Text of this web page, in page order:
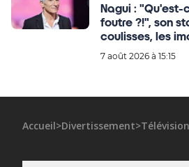
Nagui :
foutre ?!", son
coulisses, les
7 août 2026 à 15:15
Accueil>Divertissement>Télévision